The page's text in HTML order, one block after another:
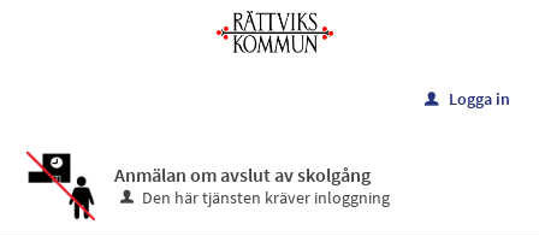
Rättviks
kommun
u Logga in
Anmälan om avslut av skolgång
Den här tjänsten kräver inloggning